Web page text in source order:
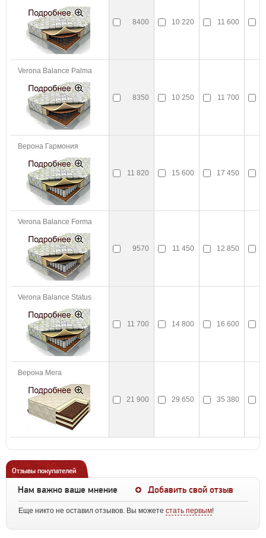
8400 10 220 11 600
Verona Balance Palma
8350 10 250 11 700
Верона Гармония
11 820 15 600 17 450
Verona Balance Forma
9570 11 450 12 850
Verona Balance Status
11 700 14 800 16 600
Верона Мега
21 900 29 650 35 380
Отзывы покупателей
Нам важно ваше мнение Добавить свой отзыв
Еще никто не оставил отзывов. Вы можете стать первым!